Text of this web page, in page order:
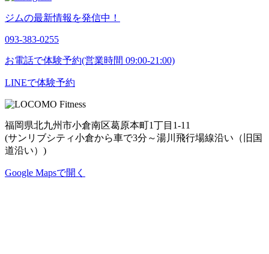
ジムの最新情報を発信中！
093-383-0255
お電話で体験予約(営業時間 09:00-21:00)
LINEで体験予約
福岡県北九州市小倉南区葛原本町1丁目1-11
(サンリブシティ小倉から車で3分～湯川飛行場線沿い（旧国
道沿い）)
Google Mapsで開く